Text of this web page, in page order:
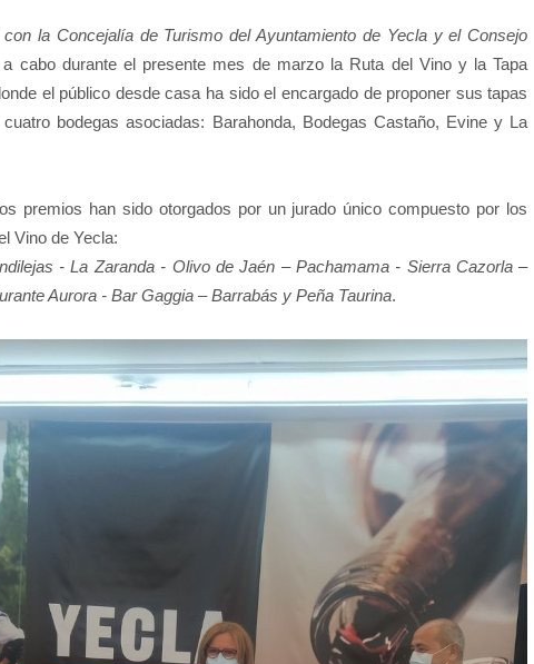
la Concejalía de Turismo del Ayuntamiento de Yecla y el Consejo
cabo durante el presente mes de marzo la Ruta del Vino y la Tapa
el público desde casa ha sido el encargado de proponer sus tapas
bodegas asociadas: Barahonda, Bodegas Castaño, Evine y La
premios han sido otorgados por un jurado único compuesto por los
Vino de Yecla:
- La Zaranda - Olivo de Jaén – Pachamama - Sierra Cazorla –
Aurora - Bar Gaggia – Barrabás y Peña Taurina.